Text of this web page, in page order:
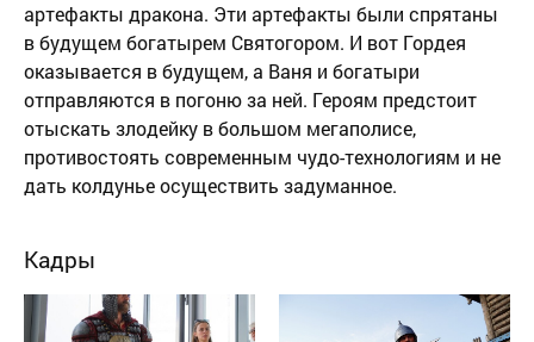
артефакты дракона. Эти артефакты были спрятаны
в будущем богатырем Святогором. И вот Гордея
оказывается в будущем, а Ваня и богатыри
отправляются в погоню за ней. Героям предстоит
отыскать злодейку в большом мегаполисе,
противостоять современным чудо-технологиям и не
дать колдунье осуществить задуманное.
Кадры